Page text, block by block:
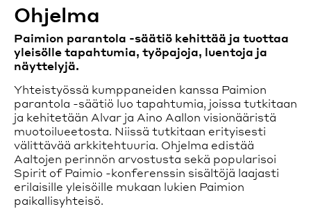
Esteettömyys
Esteetön sisäänkäynti sijaitsee päärakennuksen takana.
Pääsisäänkäynnin eteen voi ajaa tarvittaessa.
Osa opastuksista ovat esteettömiä.
Lue lisää
Ohjelma
Paimion parantola -säätiö kehittää ja tuottaa
yleisölle tapahtumia, työpajoja, luentoja ja
näyttelyjä.
Yhteistyössä kumppaneiden kanssa Paimion
parantola -säätiö luo tapahtumia, joissa tutkitaan
ja kehitetään Alvar ja Aino Aallon visionääristä
muotoilueetosta. Niissä tutkitaan erityisesti
välittävää arkkitehtuuria. Ohjelma edistää
Aaltojen perinnön arvostusta sekä popularisoi
Spirit of Paimio -konferenssin sisältöjä laajasti
erilaisille yleisöille mukaan lukien Paimion
paikallisyhteisö.